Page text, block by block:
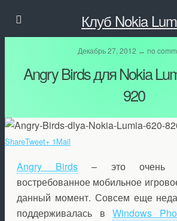
Клуб Nokia
Декабрь 27, 2012 ↔ no
Angry Birds для Nokia
920
ShareTweet+ 1Mail
Angry Birds – это очень
востребованное мобильное
данный момент. Совсем еще
поддерживалась вWindows